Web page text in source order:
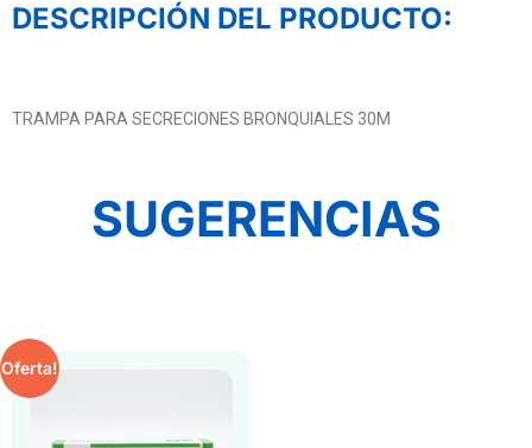
DESCRIPCIÓN DEL PRODUCTO:
TRAMPA PARA SECRECIONES BRONQUIALES 30M
SUGERENCIAS
Oferta!